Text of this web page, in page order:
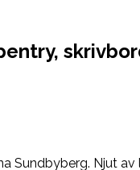
Sundbyberg. Njut